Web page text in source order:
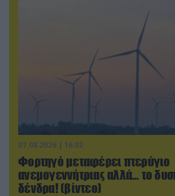
07.08.2026 | 16:02
Φορτηγό μεταφέρει πτερύγιο
ανεμογεννήτριας αλλά… το
δένδρα! (βίντεο)